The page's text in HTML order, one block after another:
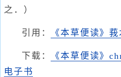
之．）
引用： 《本草便读》莪
下载： 《本草便读》
电子书